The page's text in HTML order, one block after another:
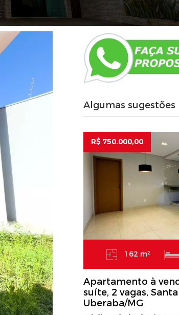
Algumas sugestões
R$ 750.000,00
162 m²
Apartamento à
suíte, 2 vagas,
Uberaba/MG